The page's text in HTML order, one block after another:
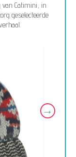
van Catimini, in
geselecteerde